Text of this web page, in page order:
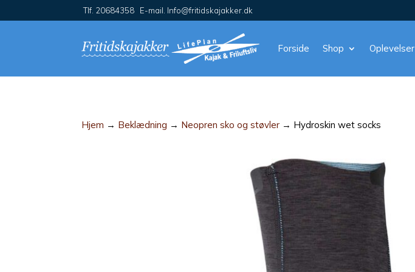
Tlf. 20684358 E-mail. Info@fritidskajakker.dk
Forside Shop Oplevelser
Hjem → Beklædning → Neopren sko og støvler → Hydroskin wet socks